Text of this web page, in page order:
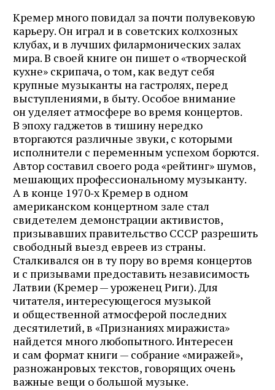
Кремер много повидал за почти полувековую
карьеру. Он играл и в советских колхозных
клубах, и в лучших филармонических залах
мира. В своей книге он пишет о «творческой
кухне» скрипача, о том, как ведут себя
крупные музыканты на гастролях, перед
выступлениями, в быту. Особое внимание
он уделяет атмосфере во время концертов.
В эпоху гаджетов в тишину нередко
вторгаются различные звуки, с которыми
исполнители с переменным успехом борются.
Автор составил своего рода «рейтинг» шумов,
мешающих профессиональному музыканту.
А в конце 1970‑х Кремер в одном
американском концертном зале стал
свидетелем демонстрации активистов,
призывавших правительство СССР разрешить
свободный выезд евреев из страны.
Сталкивался он в ту пору во время концертов
и с призывами предоставить независимость
Латвии (Кремер — уроженец Риги). Для
читателя, интересующегося музыкой
и общественной атмосферой последних
десятилетий, в «Признаниях миражиста»
найдется много любопытного. Интересен
и сам формат книги — собрание «миражей»,
разножанровых текстов, говорящих очень
важные вещи о большой музыке.